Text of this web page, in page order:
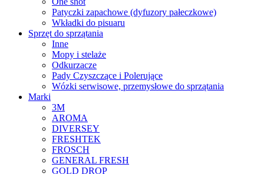
Patyczki zapachowe (dyfuzory pałeczkowe)
Wkładki do pisuaru
Sprzęt do sprzątania
Inne
Mopy i stelaże
Odkurzacze
Pady Czyszczące i Polerujące
Wózki serwisowe, przemysłowe do sprzątania
Marki
3M
AROMA
DIVERSEY
FRESHTEK
FROSCH
GENERAL FRESH
GOLD DROP